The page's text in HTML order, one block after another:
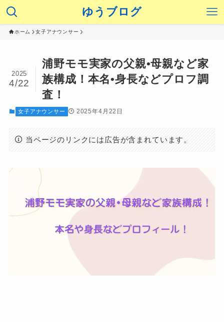
ゆうブログ
ホーム 女子アナウンサー
浦野モモ実家の父親•母親など家
族構成！本名•身長などプロフ調
査！
2025
4/22
女子アナウンサー 2025年4月22日
当ページのリンクには広告が含まれています。